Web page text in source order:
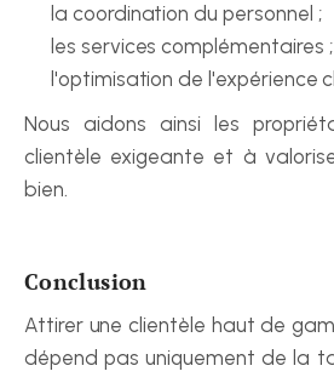
la coordination du personnel ;
les services complémentaires ;
l'optimisation de l'expérience
Nous aidons ainsi les
clientèle exigeante et à
bien.
Conclusion
Attirer une clientèle haut de
dépend pas uniquement de la